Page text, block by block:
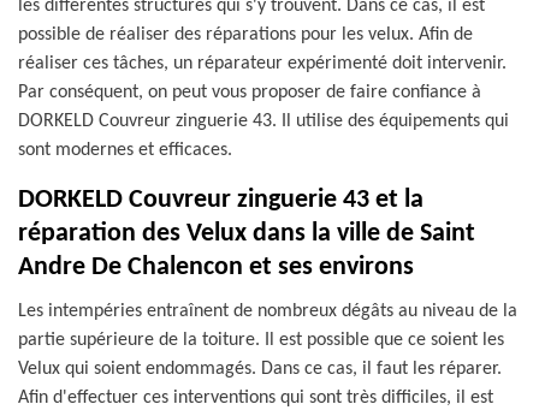
les différentes structures qui s'y trouvent. Dans ce cas, il est
possible de réaliser des réparations pour les velux. Afin de
réaliser ces tâches, un réparateur expérimenté doit intervenir.
Par conséquent, on peut vous proposer de faire confiance à
DORKELD Couvreur zinguerie 43. Il utilise des équipements qui
sont modernes et efficaces.
DORKELD Couvreur zinguerie 43 et la
réparation des Velux dans la ville de Saint
Andre De Chalencon et ses environs
Les intempéries entraînent de nombreux dégâts au niveau de la
partie supérieure de la toiture. Il est possible que ce soient les
Velux qui soient endommagés. Dans ce cas, il faut les réparer.
Afin d'effectuer ces interventions qui sont très difficiles, il est